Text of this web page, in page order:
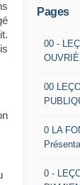
Pages
00 -
00
0 LA
0 -